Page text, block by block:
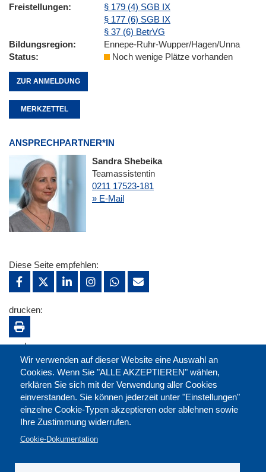
Freistellungen
§ 179 (4) SGB IX
§ 177 (6) SGB IX
§ 37 (6) BetrVG
Bildungsregion
Ennepe-Ruhr-Wupper/Hagen/Unna
Status
Noch wenige Plätze vorhanden
ZUR ANMELDUNG
MERKZETTEL
ANSPRECHPARTNER*IN
Sandra Shebeika
Teamassistentin
0211 17523-181
» E-Mail
Wir verwenden auf dieser Website eine Auswahl an
Cookies. Wenn Sie "ALLE AKZEPTIEREN" wählen,
erklären Sie sich mit der Verwendung aller Cookies
einverstanden. Sie können jederzeit unter "Einstellungen"
einzelne Cookie-Typen akzeptieren oder ablehnen sowie
Ihre Zustimmung widerrufen.
Cookie-Dokumentation
Diese Seite empfehlen:
drucken:
merken: